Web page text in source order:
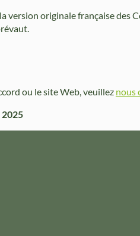
version originale française des
ou le site Web, veuillez nous